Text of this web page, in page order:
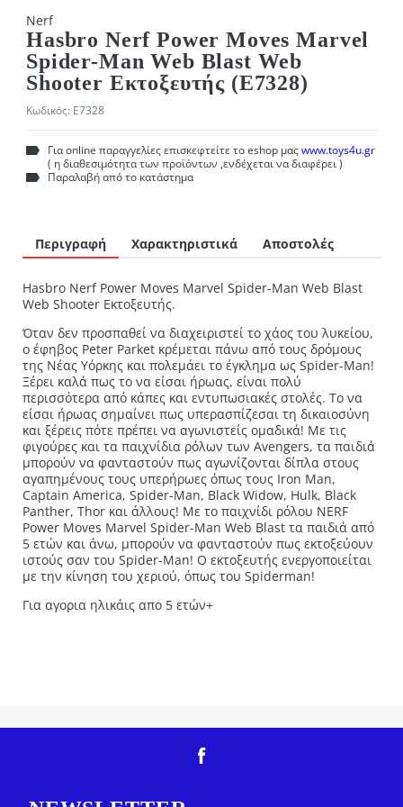
Nerf
Hasbro Nerf Power Moves Marvel
Spider-Man Web Blast Web
Shooter Εκτοξευτής (E7328)
Κωδικός: E7328
Για online παραγγελίες επισκεφτείτε το eshop μαςwww.toys4u.gr
( η διαθεσιμότητα των προϊόντων ,ενδέχεται να διαφέρει )
Παραλαβή από το κατάστημα
Περιγραφή Χαρακτηριστικά Αποστολές
Hasbro Nerf Power Moves Marvel Spider-Man Web Blast
Web Shooter Εκτοξευτής.
Όταν δεν προσπαθεί να διαχειριστεί το χάος του λυκείου,
ο έφηβος Peter Parket κρέμεται πάνω από τους δρόμους
της Νέας Υόρκης και πολεμάει το έγκλημα ως Spider-Man!
Ξέρει καλά πως το να είσαι ήρωας, είναι πολύ
περισσότερα από κάπες και εντυπωσιακές στολές. Το να
είσαι ήρωας σημαίνει πως υπερασπίζεσαι τη δικαιοσύνη
και ξέρεις πότε πρέπει να αγωνιστείς ομαδικά! Με τις
φιγούρες και τα παιχνίδια ρόλων των Avengers, τα παιδιά
μπορούν να φανταστούν πως αγωνίζονται δίπλα στους
αγαπημένους τους υπερήρωες όπως τους Iron Man,
Captain America, Spider-Man, Black Widow, Hulk, Black
Panther, Thor και άλλους! Με το παιχνίδι ρόλου NERF
Power Moves Marvel Spider-Man Web Blast τα παιδιά από
5 ετών και άνω, μπορούν να φανταστούν πως εκτοξεύουν
ιστούς σαν του Spider-Man! Ο εκτοξευτής ενεργοποιείται
με την κίνηση του χεριού, όπως του Spiderman!
Για αγορια ηλικάις απο 5 ετών+